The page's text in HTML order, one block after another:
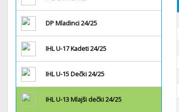
DP Mladinci 24/25
IHL U-17 Kadeti 24/25
IHL U-15 Dečki 24/25
IHL U-13 Mlajši dečki 24/25